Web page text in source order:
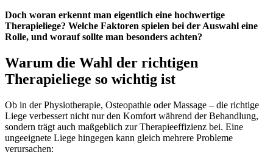
Doch woran erkennt man eigentlich eine hochwertige
Therapieliege? Welche Faktoren spielen bei der Auswahl eine
Rolle, und worauf sollte man besonders achten?
Warum die Wahl der richtigen
Therapieliege so wichtig ist
Ob in der Physiotherapie, Osteopathie oder Massage – die richtige
Liege verbessert nicht nur den Komfort während der Behandlung,
sondern trägt auch maßgeblich zur Therapieeffizienz bei. Eine
ungeeignete Liege hingegen kann gleich mehrere Probleme
verursachen: